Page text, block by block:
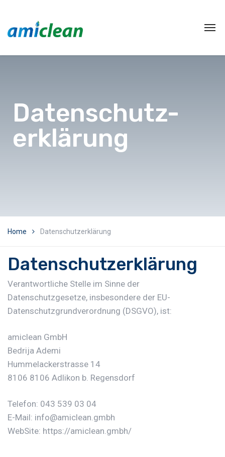
Datenschutz-
erklärung
Home Datenschutzerklärung
Datenschutzerklärung
Verantwortliche Stelle im Sinne der
Datenschutzgesetze, insbesondere der EU-
Datenschutzgrundverordnung (DSGVO), ist:
amiclean GmbH
Bedrija Ademi
Hummelackerstrasse 14
8106 8106 Adlikon b. Regensdorf
Telefon: 043 539 03 04
E-Mail: info@amiclean.gmbh
WebSite: https://amiclean.gmbh/